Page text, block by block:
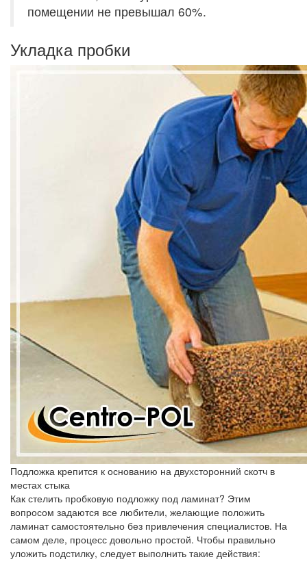
помещении не превышал 60%.
Укладка пробки
Подложка крепится к основанию на двухсторонний скотч в
местах стыка
Как стелить пробковую подложку под ламинат? Этим
вопросом задаются все любители, желающие положить
ламинат самостоятельно без привлечения специалистов. На
самом деле, процесс довольно простой. Чтобы правильно
уложить подстилку, следует выполнить такие действия: